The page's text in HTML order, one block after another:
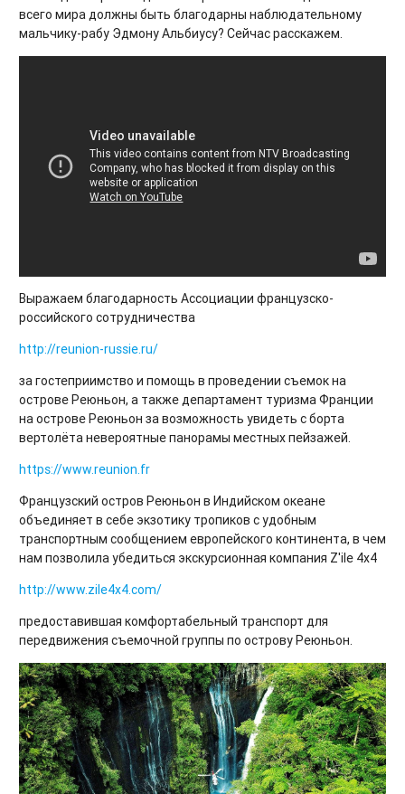
всего мира должны быть благодарны наблюдательному
мальчику-рабу Эдмону Альбиусу? Сейчас расскажем.
Выражаем благодарность Ассоциации французско-
российского сотрудничества
http://reunion-russie.ru/
за гостеприимство и помощь в проведении съемок на
острове Реюньон, а также департамент туризма Франции
на острове Реюньон за возможность увидеть с борта
вертолёта невероятные панорамы местных пейзажей.
https://www.reunion.fr
Французский остров Реюньон в Индийском океане
объединяет в себе экзотику тропиков с удобным
транспортным сообщением европейского континента, в чем
нам позволила убедиться экскурсионная компания Z'ile 4x4
http://www.zile4x4.com/
предоставившая комфортабельный транспорт для
передвижения съемочной группы по острову Реюньон.